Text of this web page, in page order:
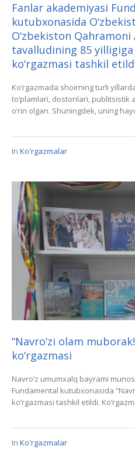
Fanlar akademiyasi
kutubxonasida
O‘zbekiston
tavalludining 85
ko‘rgazmasi tashkil
Ko‘rgazmada shoirning turli
to‘plamlari, dostonlari,
o‘rin olgan. Shuningdek, uning
In Ko'rgazmalar
“Navro‘zi olam
ko‘rgazmasi
Navro‘z umumxalq bayrami
Fundamental kutubxonasida
ko‘rgazmasi tashkil etildi.
In Ko'rgazmalar